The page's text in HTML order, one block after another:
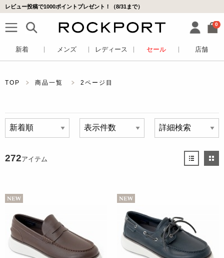
レビュー投稿で1000ポイントプレゼント！（8/31まで）
0
新着 メンズ レディース セール 店舗
TOP 商品一覧 2ページ目
272アイテム